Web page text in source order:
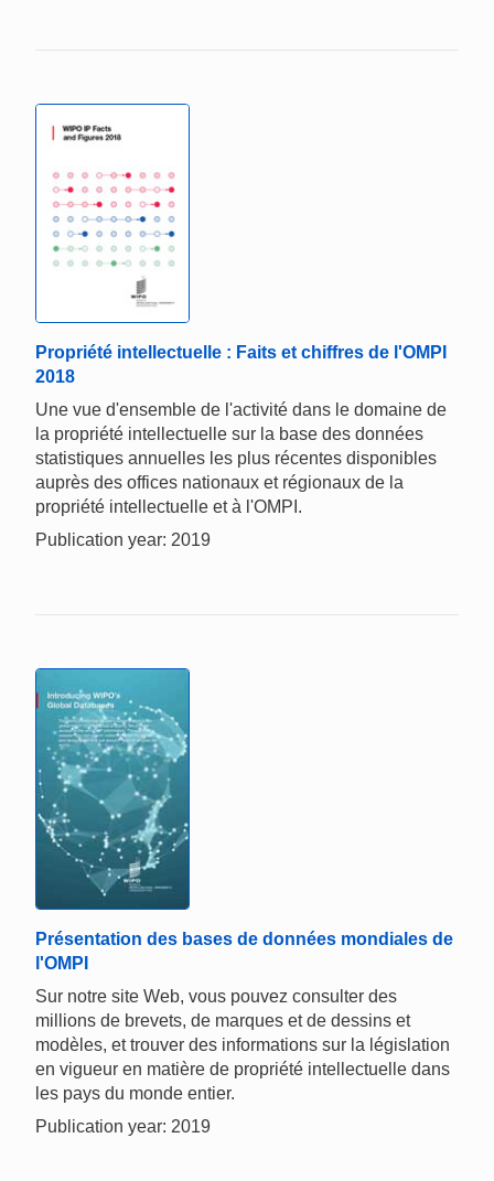
Propriété intellectuelle : Faits et chiffres de l'OMPI
2018
Une vue d'ensemble de l'activité dans le domaine de
la propriété intellectuelle sur la base des données
statistiques annuelles les plus récentes disponibles
auprès des offices nationaux et régionaux de la
propriété intellectuelle et à l'OMPI.
Publication year: 2019
Présentation des bases de données mondiales de
l'OMPI
Sur notre site Web, vous pouvez consulter des
millions de brevets, de marques et de dessins et
modèles, et trouver des informations sur la législation
en vigueur en matière de propriété intellectuelle dans
les pays du monde entier.
Publication year: 2019